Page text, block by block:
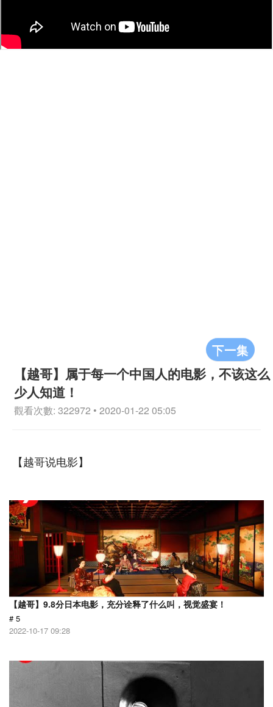
下一集
【越哥】属于每一个中国人的电影，不该这么
少人知道！
觀看次數: 322972 • 2020-01-22 05:05
【越哥说电影】
【越哥】9.8分日本电影，充分诠释了什么叫，视觉盛宴！
# 5
2022-10-17 09:28